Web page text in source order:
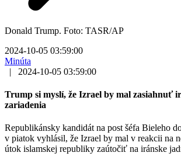
Donald Trump. Foto: TASR/AP
2024-10-05 03:59:00
Minúta
|
2024-10-05 03:59:00
Trump si myslí, že Izrael by mal zasiahnuť
zariadenia
Republikánsky kandidát na post šéfa Bieleho
v piatok vyhlásil, že Izrael by mal v reakcii na
útok islamskej republiky zaútočiť na iránske